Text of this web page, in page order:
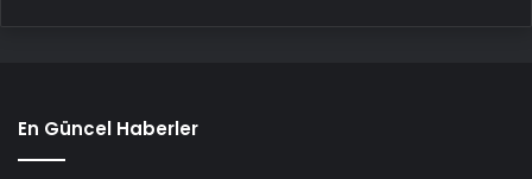
En Güncel Haberler